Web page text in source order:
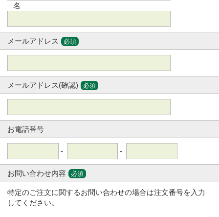
名
メールアドレス 必須
メールアドレス(確認) 必須
お電話番号
- -
お問い合わせ内容 必須
特定のご注文に関するお問い合わせの場合は注文番号を入力
してください。